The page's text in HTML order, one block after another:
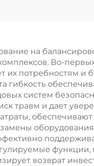
на
Во-
их
гибкость
систем
травм и дает
возврат